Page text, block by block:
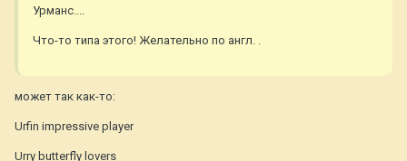
Урманс....
Что-то типа этого! Желательно по англ. .
может так как-то:
Urfin impressive player
Urry butterfly lovers